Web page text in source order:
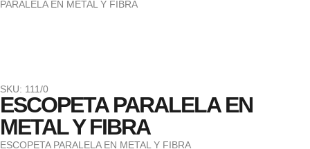
PARALELA EN METAL Y FIBRA
SKU: 111/0
ESCOPETA PARALELA EN
METAL Y FIBRA
ESCOPETA PARALELA EN METAL Y FIBRA